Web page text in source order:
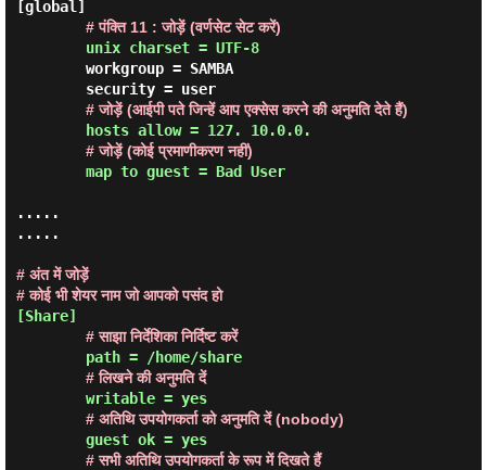
[global]
# पंक्ति 11 : जोड़ें (वर्णसेट सेट करें)
unix charset = UTF-8
# जोड़ें (आईपी पते जिन्हें आप एक्सेस करने की अनुमति देते हैं)
hosts allow = 127. 10.0.0.
# जोड़ें (कोई प्रमाणीकरण नहीं)
map to guest = Bad User
.....
.....
# अंत में जोड़ें
# कोई भी शेयर नाम जो आपको पसंद हो
[Share]
# साझा निर्देशिका निर्दिष्ट करें
# लिखने की अनुमति दें
# अतिथि उपयोगकर्ता को अनुमति दें (nobody)
# सभी अतिथि उपयोगकर्ता के रूप में दिखते हैं